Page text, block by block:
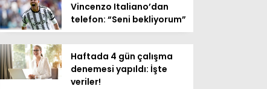
Vincenzo Italiano’dan
telefon: “Seni bekliyorum”
Haftada 4 gün çalışma
denemesi yapıldı: İşte
veriler!